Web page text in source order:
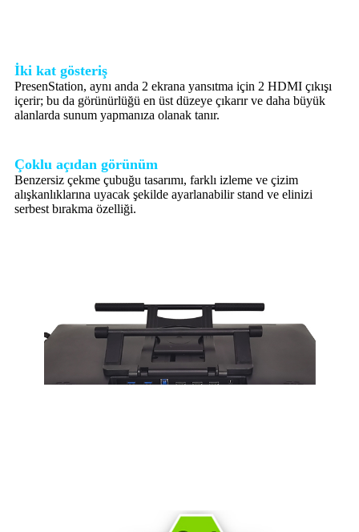
İki kat gösteriş
PresenStation, aynı anda 2 ekrana yansıtma için 2 HDMI çıkışı
içerir; bu da görünürlüğü en üst düzeye çıkarır ve daha büyük
alanlarda sunum yapmanıza olanak tanır.
Çoklu açıdan görünüm
Benzersiz çekme çubuğu tasarımı, farklı izleme ve çizim
alışkanlıklarına uyacak şekilde ayarlanabilir stand ve elinizi
serbest bırakma özelliği.